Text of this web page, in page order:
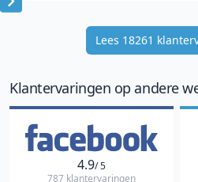
Item
Lees 18261
Klantervaringen op andere
4.9/ 5
787 klantervaringen